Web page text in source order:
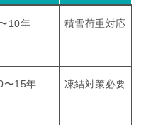
10年 積雪荷重対応
〜15年 凍結対策必要